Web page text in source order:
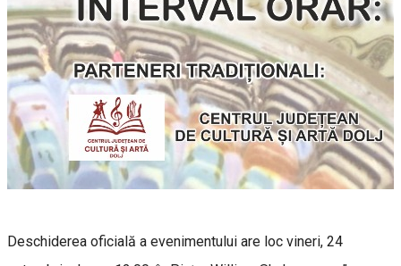
Deschiderea oficială a evenimentului are loc vineri, 24